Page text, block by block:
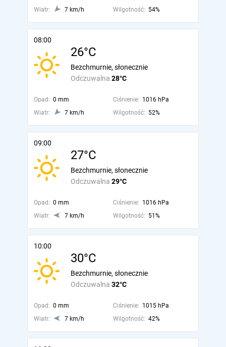
Wiatr: 7 km/h Wilgotność: 54%
08:00
26°C
Odczuwalna 28°C
Bezchmurnie, słonecznie
Opad: 0 mm Ciśnienie: 1016 hPa
Wiatr:
7 km/h Wilgotność: 52%
09:00
27°C
Odczuwalna 29°C
Bezchmurnie, słonecznie
Opad: 0 mm Ciśnienie: 1016 hPa
Wiatr:
7 km/h Wilgotność: 51%
10:00
30°C
Odczuwalna 32°C
Bezchmurnie, słonecznie
Opad: 0 mm Ciśnienie: 1015 hPa
Wiatr:
7 km/h Wilgotność: 42%